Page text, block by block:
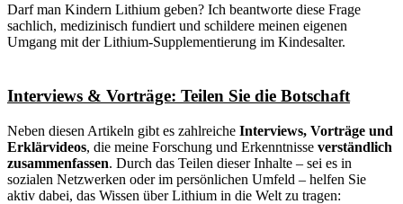
Darf man Kindern Lithium geben? Ich beantworte diese Frage
sachlich, medizinisch fundiert und schildere meinen eigenen
Umgang mit der Lithium-Supplementierung im Kindesalter.
Interviews & Vorträge: Teilen Sie die Botschaft
Neben diesen Artikeln gibt es zahlreiche Interviews, Vorträge und
Erklärvideos, die meine Forschung und Erkenntnisse verständlich
zusammenfassen. Durch das Teilen dieser Inhalte – sei es in
sozialen Netzwerken oder im persönlichen Umfeld – helfen Sie
aktiv dabei, das Wissen über Lithium in die Welt zu tragen: